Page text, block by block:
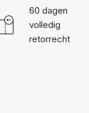
60 dagen
volledig
retorrecht